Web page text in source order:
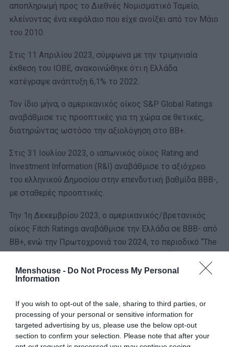
Menshouse - Do Not Process My Personal
Information
If you wish to opt-out of the sale, sharing to third parties, or
processing of your personal or sensitive information for
targeted advertising by us, please use the below opt-out
section to confirm your selection. Please note that after your
αποπληρωμή προς το Διεθνές Νομισματικό Ταμείο,
κλείνοντας ένα κεφάλαιο που είχε ανοίξει από τον Μάιο
του 2010.
Στις 11 Απριλίου 2023, σύμφωνα με την τριμηνιαία
έκθεση του ΙΟΒΕ, ανακοινώθηκε ότι η Ελλάδα
κατέγραψε ανάπτυξη 6,1% το 2022.
Τον ίδιο μήνα, ο αμερικανικός οίκος S&P Global Ratings
αναβάθμισε τις προοπτικές για τη χώρα σε θετικές,
διατηρώντας ωστόσο την αξιολόγηση στο BB+.
Στις 31 Ιουλίου 2023, ο ιαπωνικός οίκος Rating and
Investment Information (R&I) αναβάθμισε το αξιόχρεο
του ελληνικού Δημοσίου στην επενδυτική βαθμίδα BBB-,
με σταθερές προοπτικές.
Την 1η Δεκεμβρίου 2023, ο αμερικανικός/βρετανικός
οίκος Fitch Ratings αναβάθμισε την Ελλάδα σε BBB- από
BB+, ενώ την Πρωτοχρονιά του 2024, το περιοδικό “The
35 κράτη), βάσει πέντε δεικτών (πληθωρισμός, πλάτος
πληθωρισμού, ΑΕΠ, απασχόληση και απόδοση της
Στις 25 Ιανουαρίου 2024, το ΔΝΤ αναγνώρισε την
επίτευξη βιώσιμου χρέους, υψηλών πρωτογενών
πλεονασμάτων και σταθερής ανάπτυξης στην εγχώρια